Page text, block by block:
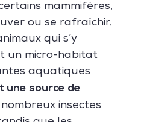
mammifères,
ou se rafraîchir.
qui s’y
un micro-habitat
aquatiques
une source de
insectes